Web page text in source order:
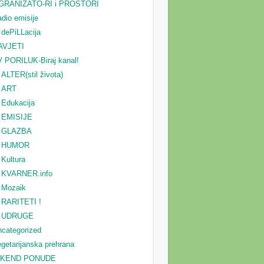
RI i PROSTORI
emisije
dePiLLacija
PORILUK-Biraj kanal!
ALTER(stil života)
ART
Edukacija
EMISIJE
GLAZBA
HUMOR
Kultura
KVARNER.info
Mozaik
RARITETI !
UDRUGE
prehrana
PONUDE